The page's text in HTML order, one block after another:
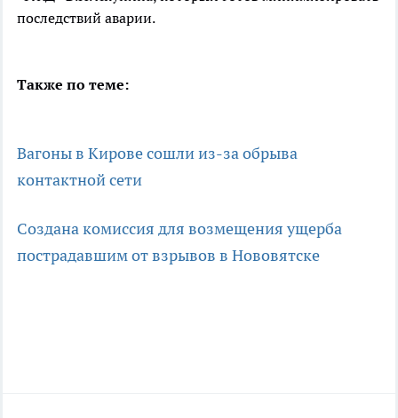
последствий аварии.
Также по теме:
Вагоны в Кирове сошли из-за обрыва
контактной сети
Создана комиссия для возмещения ущерба
пострадавшим от взрывов в Нововятске